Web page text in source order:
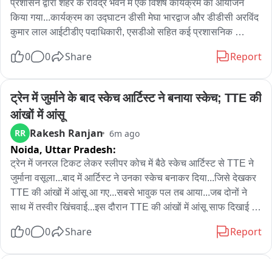
इंतजार रहता है ।
प्रशासन द्वारा शहर के रविंद्र भवन में एक विशेष कार्यक्रम का आयोजन
किया गया...कार्यक्रम का उद्घाटन डीसी मेघा भारद्वाज और डीडीसी अरविंद
कुमार लाल आईटीडीए पदाधिकारी, एसडीओ सहित कई प्रशासनिक
अतिथियो को शॉल ओढ़ाकर और पौधा, मोमेंटो देकर स्वागत किया
जिसमें बड़ी संख्या में स्थानीय कलाकारों और स्कूली बच्चों ने भाग
लिया...साथ ही आदिवासी समाज द्वारा पारंपरिक रीति रिवाज के साथ नृत्य भी
किया...इसके अतिरिक्त, छात्र-छात्राओं के बीच साइकिलों का वितरण,
लाभुकों के बीच आवास, नियुक्ति पत्र वितरण, लाभुकों को परिसंपत्ति वितरण
सहित अन्य भी किया गया...इस अवसर पर डीसी मेघा भारद्वाज ने विश्व
आदिवासी दिवस की शुभकामनाएं दीं...उन्होंने कहा कि यह दिन हमें अपने
इतिहास को याद करने और जल, जंगल, जमीन की रक्षा के लिए हमेशा तत्पर
रहने की प्रेरणा देता है...उन्होंने परंपराओं को संजोने पर भी जोर दिया ताकि
आने वाली पीढ़ियां उनका पालन कर सकें...
0 0 Share Report
ट्रेन में जुर्माने के बाद स्केच आर्टिस्ट ने बनाया स्केच; TTE की
आंखों में आंसू
RR Rakesh Ranjan 6m ago
Noida, Uttar Pradesh:
ट्रेन में जनरल टिकट लेकर स्लीपर कोच में बैठे स्केच आर्टिस्ट से TTE ने
जुर्माना वसूला...बाद में आर्टिस्ट ने उनका स्केच बनाकर दिया...जिसे देखकर
TTE की आंखों में आंसू आ गए...सबसे भावुक पल तब आया...जब दोनों ने
साथ में तस्वीर खिंचवाई...इस दौरान TTE की आंखों में आंसू साफ दिखाई दे
ट्रेन में TTE ने वसूला फाइन
0 0 Share Report